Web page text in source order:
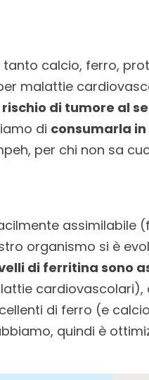
tanto calcio, ferro,
malattie
di tumore al
di consumarla
per chi non sa
assimilabile
organismo si è
di ferritina sono
cardiovascolari),
di ferro (e
quindi è